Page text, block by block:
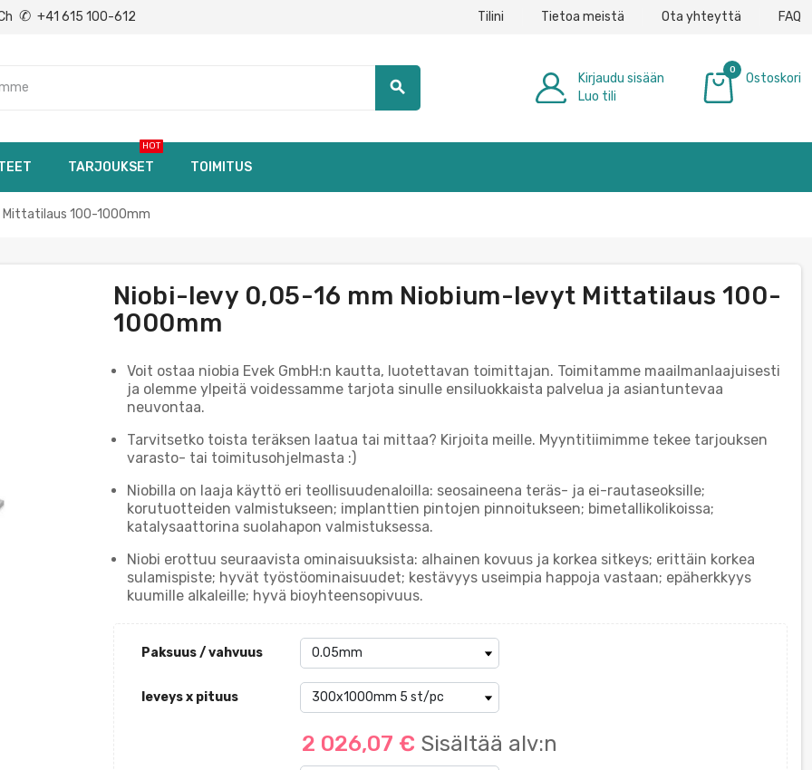
✆ +41 615 100-612 Tilini Tietoa meistä Ota yhteyttä FAQ
search
Kirjaudu sisään
Luo tili
0
Ostoskori
TARJOUKSET
HOT
TOIMITUS
100-1000mm
Niobi-levy 0,05-16 mm Niobium-levyt Mittatilaus 100-
1000mm
Voit ostaa niobia Evek GmbH:n kautta, luotettavan toimittajan. Toimitamme maailmanlaajuisesti
ja olemme ylpeitä voidessamme tarjota sinulle ensiluokkaista palvelua ja asiantuntevaa
neuvontaa.
Tarvitsetko toista teräksen laatua tai mittaa? Kirjoita meille. Myyntitiimimme tekee tarjouksen
varasto- tai toimitusohjelmasta :)
Niobilla on laaja käyttö eri teollisuudenaloilla: seosaineena teräs- ja ei-rautaseoksille;
korutuotteiden valmistukseen; implanttien pintojen pinnoitukseen; bimetallikolikoissa;
katalysaattorina suolahapon valmistuksessa.
Niobi erottuu seuraavista ominaisuuksista: alhainen kovuus ja korkea sitkeys; erittäin korkea
sulamispiste; hyvät työstöominaisuudet; kestävyys useimpia happoja vastaan; epäherkkyys
kuumille alkaleille; hyvä bioyhteensopivuus.
Paksuus / vahvuus
leveys x pituus
2 026,07 € Sisältää alv:n